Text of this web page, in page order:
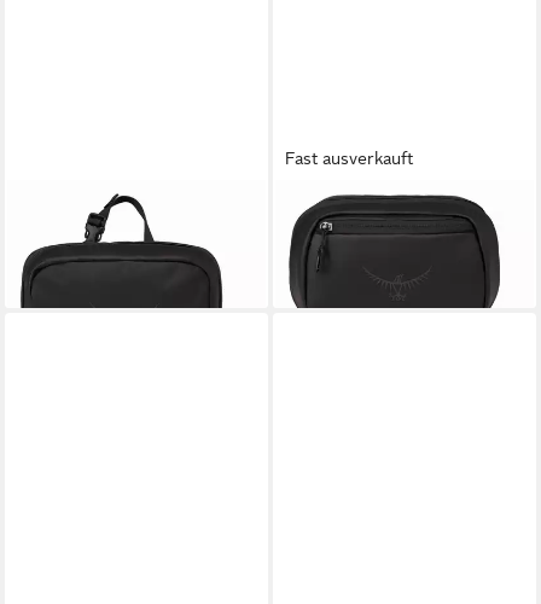
Kosmetiktasche Toiletry Kit
40,00 €
lieferbar - in 2-3 Werktagen bei dir
Fast ausverkauft
OSPREY
Kulturbeutel Large Toiletry Kit
50,00 €
lieferbar - in 2-3 Werktagen bei dir